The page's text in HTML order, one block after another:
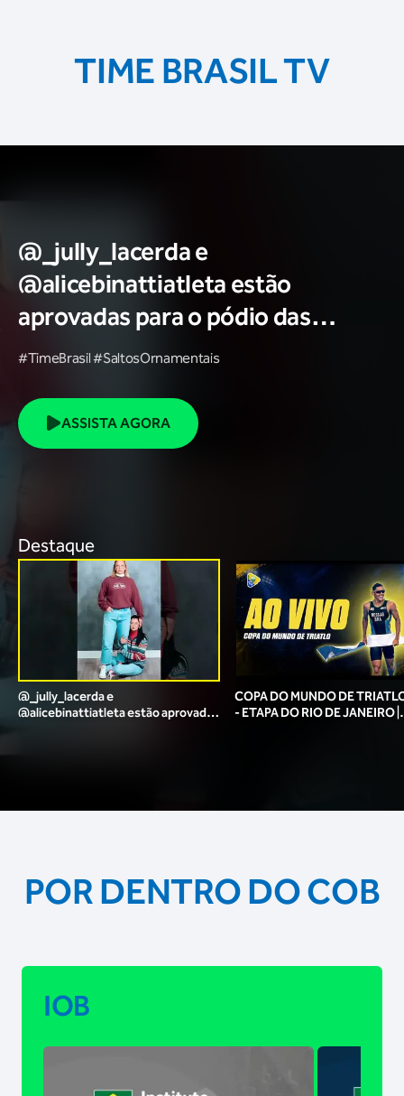
TIME BRASIL TV
@_jully_lacerda​ e
@alicebinattiatleta​ estão
aprovadas para o pódio das
poses? 🥇✨
#TimeBrasil #SaltosOrnamentais
ASSISTA AGORA
Destaque
@_jully_lacerda​ e
@alicebinattiatleta​ estão aprovadas
COPA DO MUNDO DE
- ETAPA DO RIO DE JANEIRO |
POR DENTRO DO COB
IOB